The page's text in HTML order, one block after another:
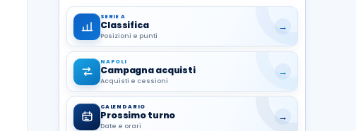
SERIE A
Classifica
Posizioni e punti
→
NAPOLI
Campagna acquisti
Acquisti e cessioni
→
CALENDARIO
Prossimo turno
Date e orari
→